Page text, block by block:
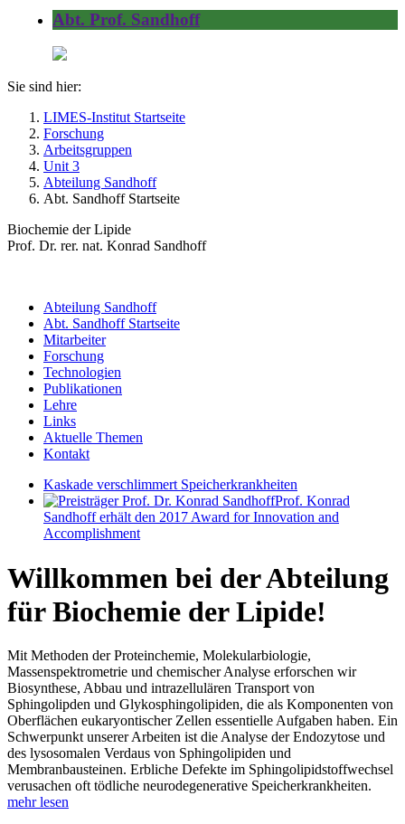
Abt. Prof. Sandhoff
Sie sind hier:
LIMES-Institut Startseite
Forschung
Arbeitsgruppen
Unit 3
Abteilung Sandhoff
Abt. Sandhoff Startseite
Biochemie der Lipide
Prof. Dr. rer. nat. Konrad Sandhoff
Abteilung Sandhoff
Abt. Sandhoff Startseite
Mitarbeiter
Forschung
Technologien
Publikationen
Lehre
Links
Aktuelle Themen
Kontakt
Kaskade verschlimmert Speicherkrankheiten
Prof. Konrad
Sandhoff erhält den 2017 Award for Innovation and
Accomplishment
Willkommen bei der Abteilung
für Biochemie der Lipide!
Mit Methoden der Proteinchemie, Molekularbiologie,
Massenspektrometrie und chemischer Analyse erforschen wir
Biosynthese, Abbau und intrazellulären Transport von
Sphingolipden und Glykosphingolipiden, die als Komponenten von
Oberflächen eukaryontischer Zellen essentielle Aufgaben haben. Ein
Schwerpunkt unserer Arbeiten ist die Analyse der Endozytose und
des lysosomalen Verdaus von Sphingolipiden und
Membranbausteinen. Erbliche Defekte im Sphingolipidstoffwechsel
verusachen oft tödliche neurodegenerative Speicherkrankheiten.
mehr lesen